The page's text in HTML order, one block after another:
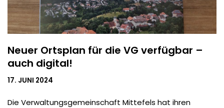
Neuer Ortsplan für die VG verfügbar –
auch digital!
17. JUNI 2024
Die Verwaltungsgemeinschaft Mittefels hat ihren